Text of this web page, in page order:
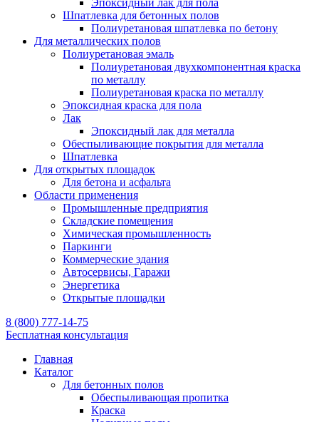
Эпоксидный лак для пола
Шпатлевка для бетонных полов
Полиуретановая шпатлевка по бетону
Для металлических полов
Полиуретановая эмаль
Полиуретановая двухкомпонентная краска
по металлу
Полиуретановая краска по металлу
Эпоксидная краска для пола
Лак
Эпоксидный лак для металла
Обеспыливающие покрытия для металла
Шпатлевка
Для открытых площадок
Для бетона и асфальта
Области применения
Промышленные предприятия
Складские помещения
Химическая промышленность
Паркинги
Коммерческие здания
Автосервисы, Гаражи
Энергетика
Открытые площадки
8 (800) 777-14-75
Бесплатная консультация
Главная
Каталог
Для бетонных полов
Обеспыливающая пропитка
Краска